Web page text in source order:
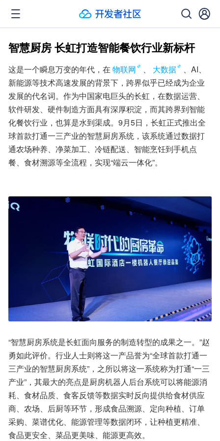
智慧厨房 长虹打造智能餐饮行业新标杆
这是一个瞬息万变的年代，在 物联网 、 大数据
、AI、
新能源等技术高速发展的背景下，跨界似乎已经成为企业
发展的代名词。作为中国家电巨头的长虹，在数据运营、
软件研发、硬件制造方面具有深厚积淀，而其跨界到智能
化餐饮行业，也算是水到渠成。9月5日，长虹正式推出全
球首款打通一三产业的智慧厨房系统，该系统通过数据打
通农场种养、净菜加工、冷链配送、智能烹饪到手机点
餐、食材溯源等全流程，实现“端云一体化”。
“智慧厨房系统是长虹面向服务的制造转型的成果之一。”赵
勇如此评价。行业人士则将这一产品誉为“全球首款打通一
三产业的智慧厨房系统”，之所以将这一系统称为打通“一三
产业”，其最大的亮点是厨房机器人后台系统可以将能源消
耗、食材品质、食客反馈等数据实时反向提供给食材供应
商、农场、后厨等环节，形成食品溯源、定向种植、订单
采购、菜谱优化、能源管理等数据闭环，让种植更精准、
食品更安全、菜品更美味、能源更高效。